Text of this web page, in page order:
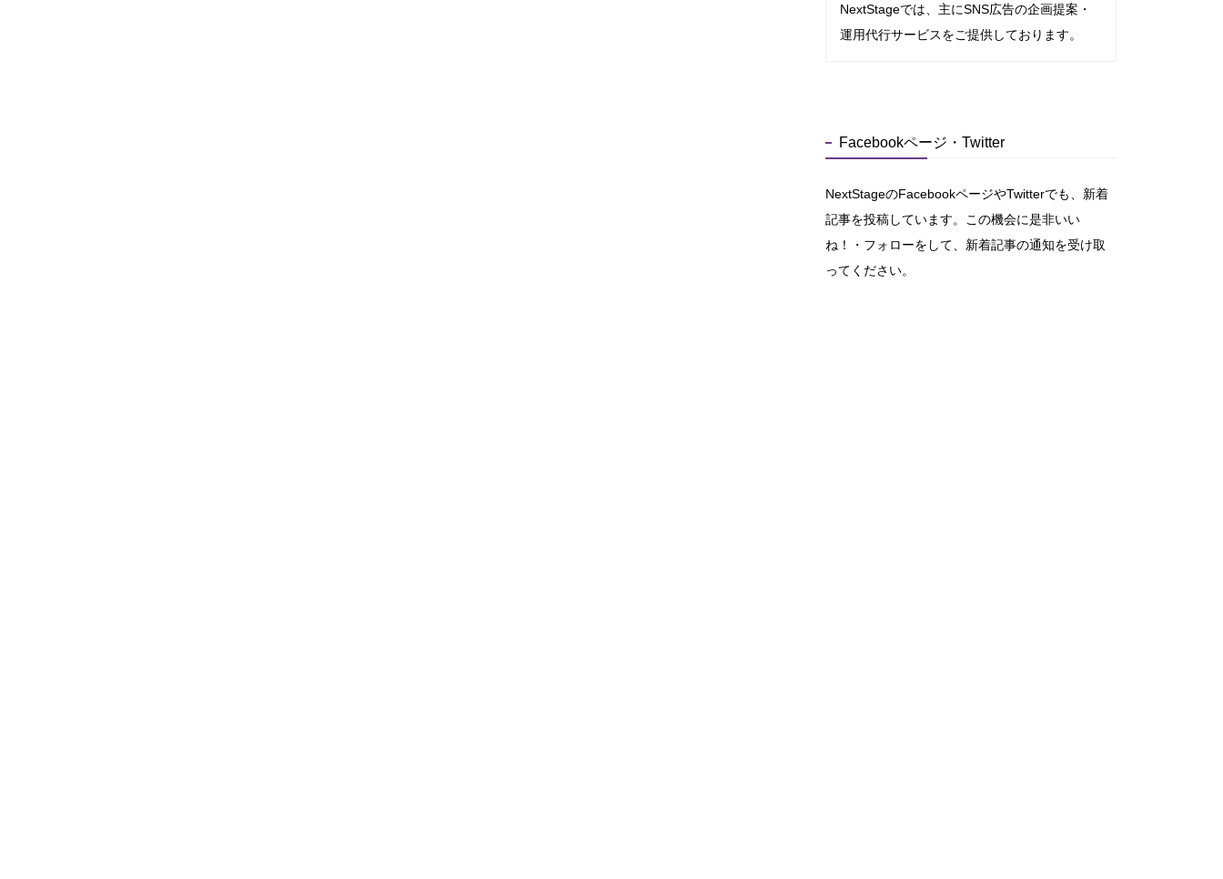
NextStageでは、主にSNS広告の企画提案・
運用代行サービスをご提供しております。
Facebookページ・Twitter
NextStageのFacebookページやTwitterでも、新着
記事を投稿しています。この機会に是非いい
ね！・フォローをして、新着記事の通知を受け取
ってください。